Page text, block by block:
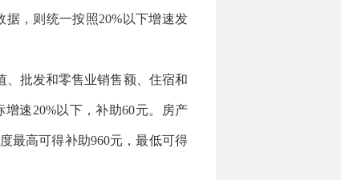
，则统一按照20%以下增速发
批发和零售业销售额、住宿和
速20%以下，补助60元。房产
最高可得补助960元，最低可得